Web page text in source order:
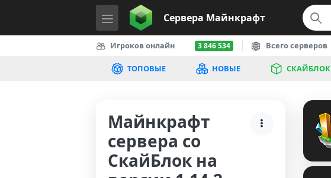
Сервера Майнкрафт
Игроков онлайн 3 846 534 Всего серверов
ТОПОВЫЕ НОВЫЕ СКАЙБЛОК
Майнкрафт
сервера со
СкайБлок на